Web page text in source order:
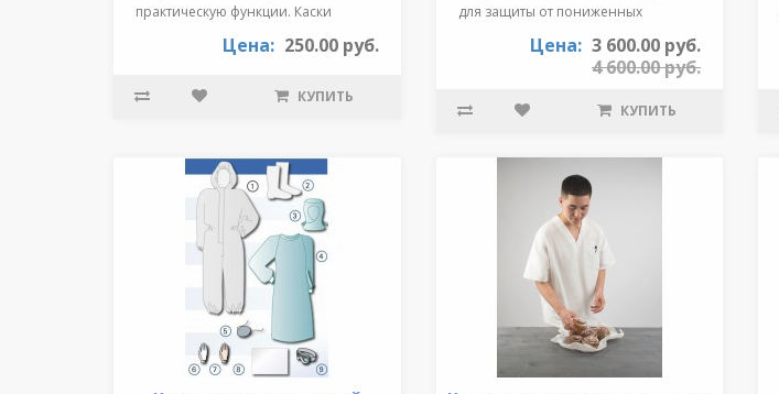
практическую функции. Каски
Цена: 250.00 руб.
КУПИТЬ
для защиты от пониженных
Цена: 3 600.00 руб.
4 600.00 руб.
КУПИТЬ